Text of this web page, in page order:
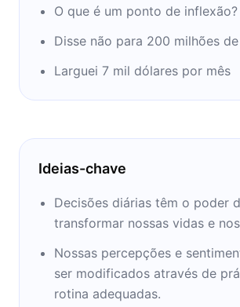
pelo Grupo Abril Educação em
grandes empreendimentos de
consiste em um curso que
O que é um ponto de inflexão?
Disse não para 200 milhões
Larguei 7 mil dólares por mês
Ideias-chave
Decisões diárias têm o poder
transformar nossas vidas e
Nossas percepções e
ser modificados através de
rotina adequadas.